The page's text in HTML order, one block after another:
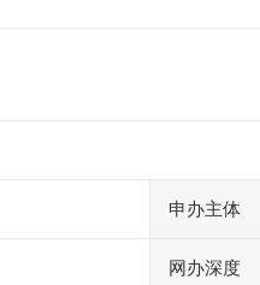
申办主体
网办深度